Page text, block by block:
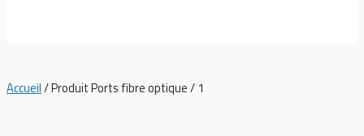
Accueil/ Produit Ports fibre optique / 1